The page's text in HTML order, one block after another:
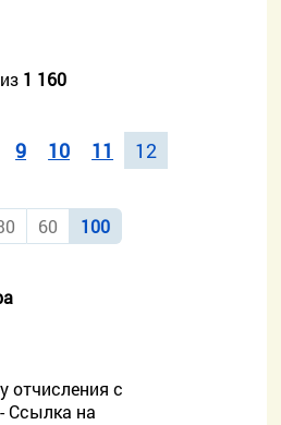
из 1 160
9 10 11 12
60 100
отчисления с
Ссылка на